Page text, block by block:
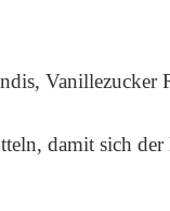
Vanillezucker
damit sich